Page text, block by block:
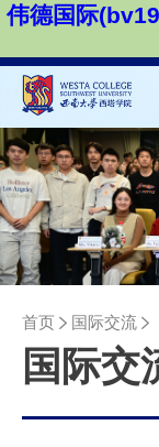
伟德国际
首页 国际交流
国际交